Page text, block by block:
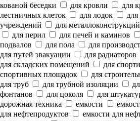
кованой беседки
для кровли для
лестничных клеток
для лодок
учреждений
для металлоконструкций
для перил
для печей и каминов
подвалов
для пола
для
для путей эвакуации
для радиаторов
для складских помещений
для
спортивных площадок
для
для труб
для трубной изоляции
фонтанов
для цоколя для
дорожная техника
емкости
для нефтепродуктов
емкости для